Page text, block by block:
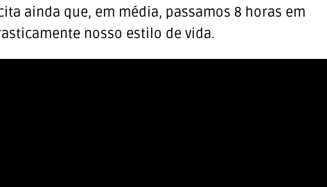
ainda que, em média, passamos 8 horas em
nosso estilo de vida.